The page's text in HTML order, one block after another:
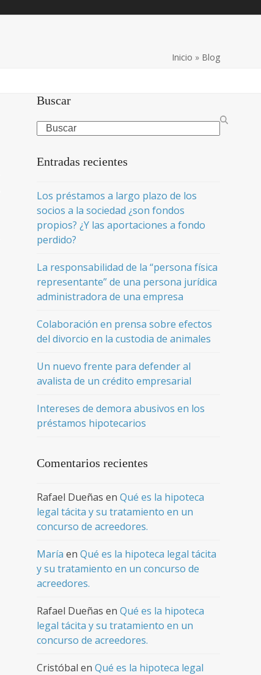
Inicio » Blog
Buscar
Search
Entradas recientes
Los préstamos a largo plazo de los
socios a la sociedad ¿son fondos
propios? ¿Y las aportaciones a fondo
perdido?
La responsabilidad de la “persona física
representante” de una persona jurídica
administradora de una empresa
Colaboración en prensa sobre efectos
del divorcio en la custodia de animales
Un nuevo frente para defender al
avalista de un crédito empresarial
Intereses de demora abusivos en los
préstamos hipotecarios
Comentarios recientes
Rafael Dueñas en Qué es la hipoteca
legal tácita y su tratamiento en un
concurso de acreedores.
María en Qué es la hipoteca legal tácita
y su tratamiento en un concurso de
acreedores.
Rafael Dueñas en Qué es la hipoteca
legal tácita y su tratamiento en un
concurso de acreedores.
Cristóbal en Qué es la hipoteca legal